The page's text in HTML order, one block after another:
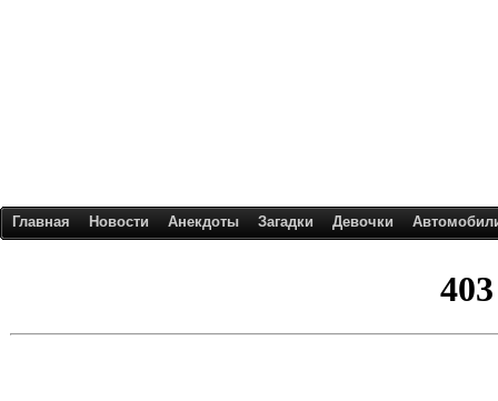
Главная Новости Анекдоты Загадки Девочки